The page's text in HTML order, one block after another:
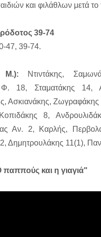
και φιλάθλων μετά
39-74
47, 39-74.
Μ.): Ντιντάκης,
18, Σταματάκης 14,
Ασκιανάκης,
8,
Αν. 2, Καρλής,
Δημητρουλάκης 11(1),
και η γιαγιά"